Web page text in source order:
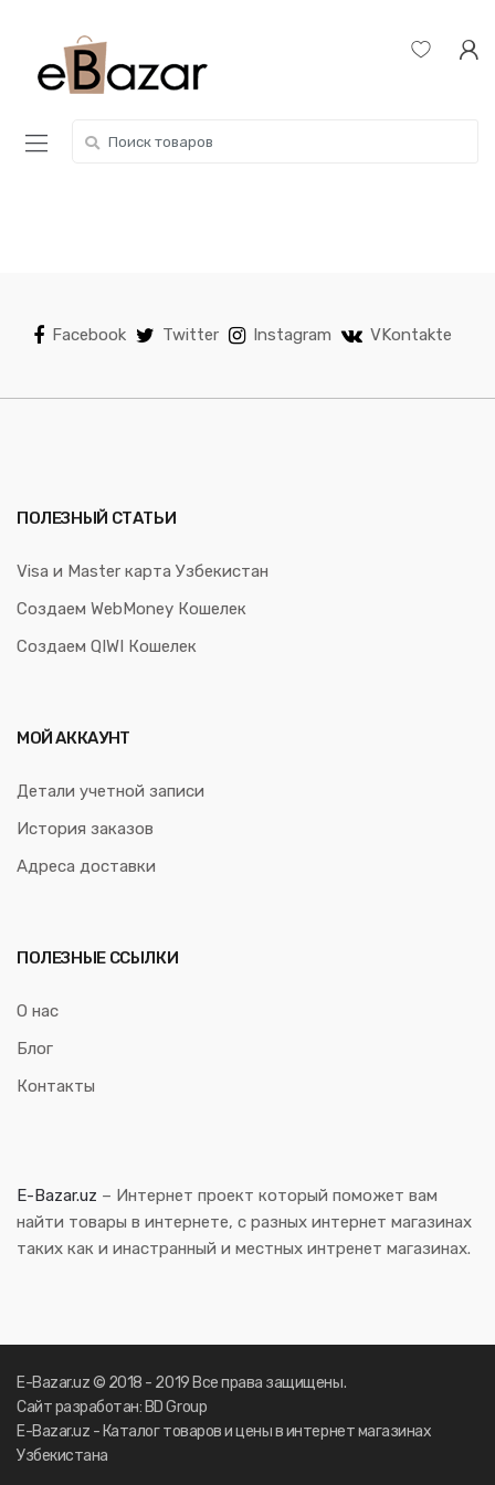
navigation
content
for:
Facebook Twitter Instagram VKontakte
ПОЛЕЗНЫЙ СТАТЬИ
Visa и Master карта Узбекистан
Создаем WebMoney Кошелек
Создаем QIWI Кошелек
МОЙ АККАУНТ
Детали учетной записи
История заказов
Адреса доставки
ПОЛЕЗНЫЕ ССЫЛКИ
О нас
Блог
Контакты
E-Bazar.uz – Интернет проект который поможет вам
найти товары в интернете, с разных интернет магазинах
таких как и инастранный и местных интренет магазинах.
E-Bazar.uz © 2018 - 2019 Все права защищены.
Сайт разработан: BD Group
E-Bazar.uz - Каталог товаров и цены в интернет магазинах
Узбекистана